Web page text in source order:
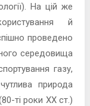
На цій же
й
проведено
середовища
газу,
природа
ті роки ХХ ст.)